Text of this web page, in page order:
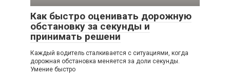
Как быстро оценивать дорожную
обстановку за секунды и
принимать решени
Каждый водитель сталкивается с ситуациями, когда
дорожная обстановка меняется за доли секунды.
Умение быстро